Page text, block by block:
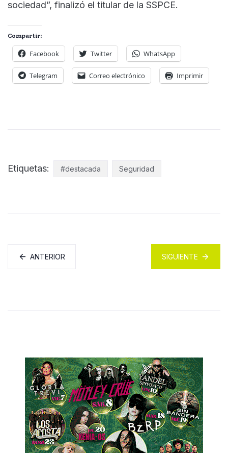
sociedad”, finalizó el titular de la SSPCE.
Compartir:
Facebook Twitter WhatsApp
Telegram Correo electrónico Imprimir
Etiquetas: #destacada Seguridad
ANTERIOR SIGUIENTE